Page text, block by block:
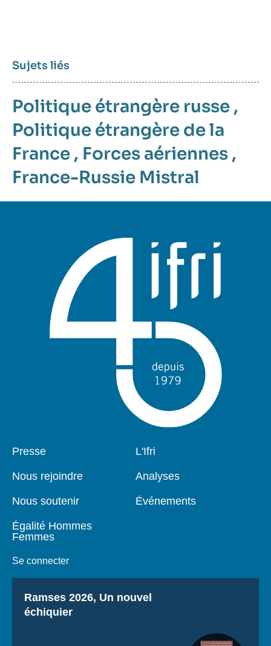
Sujets liés
Politique étrangère russe ,
Politique étrangère de la
France , Forces aériennes ,
France-Russie Mistral
Pied
Presse
Nous rejoindre
Nous soutenir
Égalité Hommes
Femmes
Se connecter
Navigation
L'Ifri
Analyses
Événements
Titre
Ramses 2026, Un nouvel
échiquier